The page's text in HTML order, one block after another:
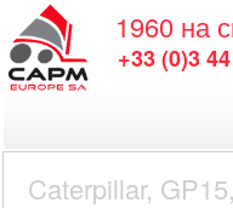
1960 на
+33 (0)3